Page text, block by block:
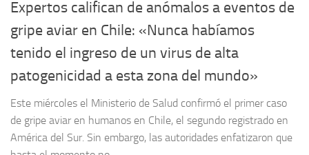
Expertos califican de anómalos a eventos de
gripe aviar en Chile: «Nunca habíamos
tenido el ingreso de un virus de alta
patogenicidad a esta zona del mundo»
Este miércoles el Ministerio de Salud confirmó el primer caso
de gripe aviar en humanos en Chile, el segundo registrado en
América del Sur. Sin embargo, las autoridades enfatizaron que